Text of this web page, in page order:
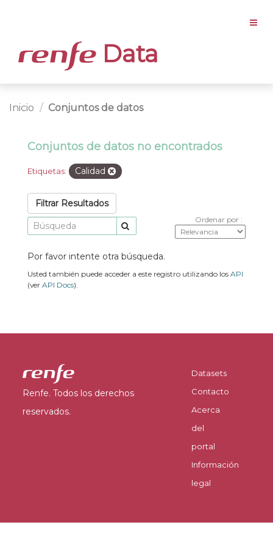
Data
Inicio Conjuntos de datos
Conjuntos de datos no encontrados
Etiquetas: Calidad
Filtrar Resultados
Ordenar por
Por favor intente otra búsqueda.
Usted también puede acceder a este registro utilizando los API
(ver API Docs).
Renfe. Todos los derechos
reservados.
Datasets
Contacto
Acerca
del
portal
Información
legal